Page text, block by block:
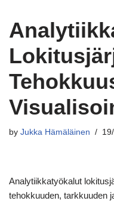
by Jukka Hämäläinen
Analytiikkatyökalut
tehokkuuden, tarkkuuden